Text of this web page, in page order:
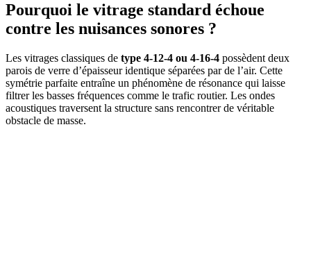
Pourquoi le vitrage standard échoue
contre les nuisances sonores ?
Les vitrages classiques de type 4-12-4 ou 4-16-4 possèdent deux
parois de verre d’épaisseur identique séparées par de l’air. Cette
symétrie parfaite entraîne un phénomène de résonance qui laisse
filtrer les basses fréquences comme le trafic routier. Les ondes
acoustiques traversent la structure sans rencontrer de véritable
obstacle de masse.